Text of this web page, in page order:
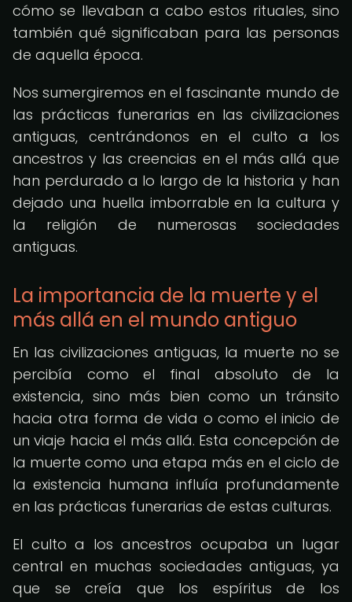
cómo se llevaban a cabo estos rituales, sino
también qué significaban para las personas
de aquella época.
Nos sumergiremos en el fascinante mundo de
las prácticas funerarias en las civilizaciones
antiguas, centrándonos en el culto a los
ancestros y las creencias en el más allá que
han perdurado a lo largo de la historia y han
dejado una huella imborrable en la cultura y
la religión de numerosas sociedades
antiguas.
La importancia de la muerte y el
más allá en el mundo antiguo
En las civilizaciones antiguas, la muerte no se
percibía como el final absoluto de la
existencia, sino más bien como un tránsito
hacia otra forma de vida o como el inicio de
un viaje hacia el más allá. Esta concepción de
la muerte como una etapa más en el ciclo de
la existencia humana influía profundamente
en las prácticas funerarias de estas culturas.
El culto a los ancestros ocupaba un lugar
central en muchas sociedades antiguas, ya
que se creía que los espíritus de los